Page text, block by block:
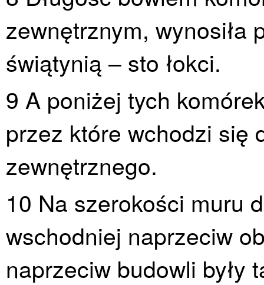
zewnętrznym, wynosiła
świątynią – sto łokci.
9 A poniżej tych
przez które wchodzi się
zewnętrznego.
10 Na szerokości muru
wschodniej naprzeciw
naprzeciw budowli były